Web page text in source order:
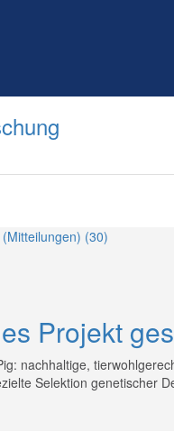
Projekt
nachhaltige,
Selektion genetischer